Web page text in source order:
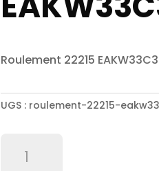
Roulement 22215
UGS : roulement-22215-